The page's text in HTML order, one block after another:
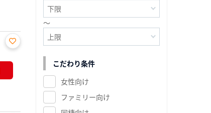
に入
り登
～
こだわり条件
女性向け
ファミリー向け